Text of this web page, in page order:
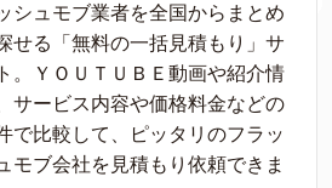
シュモブ業者を全国からまとめ
せる「無料の一括見積もり」サ
。ＹＯＵＴＵＢＥ動画や紹介情
サービス内容や価格料金などの
で比較して、ピッタリのフラッ
モブ会社を見積もり依頼できま